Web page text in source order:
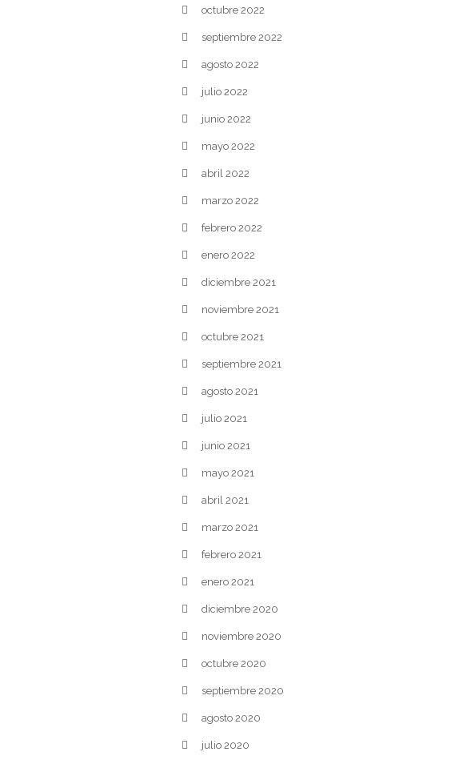
octubre 2022
septiembre 2022
agosto 2022
julio 2022
junio 2022
mayo 2022
abril 2022
marzo 2022
febrero 2022
enero 2022
diciembre 2021
noviembre 2021
octubre 2021
septiembre 2021
agosto 2021
julio 2021
junio 2021
mayo 2021
abril 2021
marzo 2021
febrero 2021
enero 2021
diciembre 2020
noviembre 2020
octubre 2020
septiembre 2020
agosto 2020
julio 2020